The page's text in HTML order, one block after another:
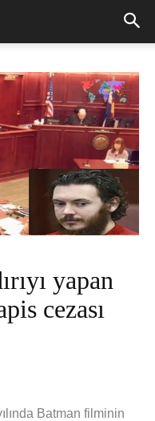
yapan
cezası
Batman filminin